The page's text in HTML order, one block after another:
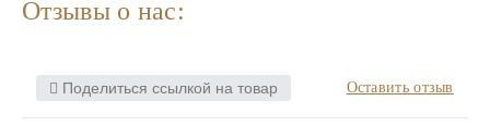
Отзывы о нас:
Поделиться ссылкой на товар Оставить отзыв